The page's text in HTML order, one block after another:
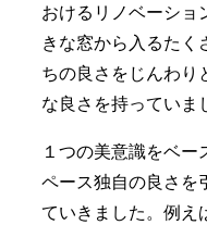
おけるリノベーショ
きな窓から入るたく
ちの良さをじんわり
な良さを持っていま
１つの美意識をベ
ペース独自の良さを
ていきました。例え